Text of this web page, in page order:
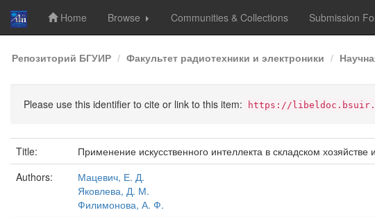
Skip
navigation
Home Browse Communities & Collections Submission
Репозиторий БГУИР Факультет радиотехники и электроники
Please use this identifier to cite or link to this item: https://
Title:
Применение искусственного интеллекта в складском хозяйстве
Authors:
Мацевич, Е. Д.
Яковлева, Д. М.
Филимонова, А. Ф.